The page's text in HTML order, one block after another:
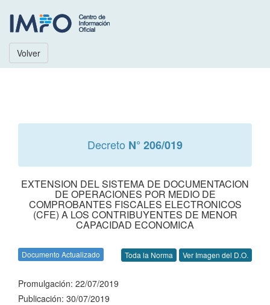
Volver
Decreto N° 206/019
EXTENSION DEL SISTEMA DE DOCUMENTACION
DE OPERACIONES POR MEDIO DE
COMPROBANTES FISCALES ELECTRONICOS
(CFE) A LOS CONTRIBUYENTES DE MENOR
CAPACIDAD ECONOMICA
Documento Actualizado Toda la Norma Ver Imagen del D.O.
Promulgación: 22/07/2019
Publicación: 30/07/2019